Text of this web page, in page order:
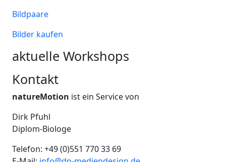
Bildpaare
Bilder kaufen
aktuelle Workshops
Kontakt
natureMotion ist ein Service von
Dirk Pfuhl
Diplom-Biologe
Telefon: +49 (0)551 770 33 69